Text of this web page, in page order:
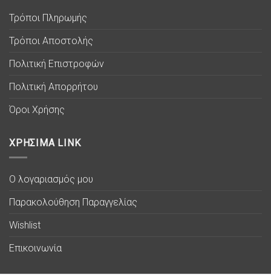
Τρόποι Πληρωμής
Τρόποι Αποστολής
Πολιτική Επιστροφών
Πολιτική Απορρήτου
Όροι Χρήσης
ΧΡΗΣΙΜΑ LINK
Ο λογαριασμός μου
Παρακολούθηση Παραγγελίας
Wishlist
Επικοινωνία